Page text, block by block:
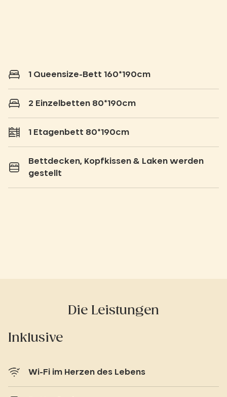
1 Queensize-Bett 160*190cm
2 Einzelbetten 80*190cm
1 Etagenbett 80*190cm
Bettdecken, Kopfkissen & Laken werden
gestellt
Die Leistungen
Inklusive
Wi-Fi im Herzen des Lebens